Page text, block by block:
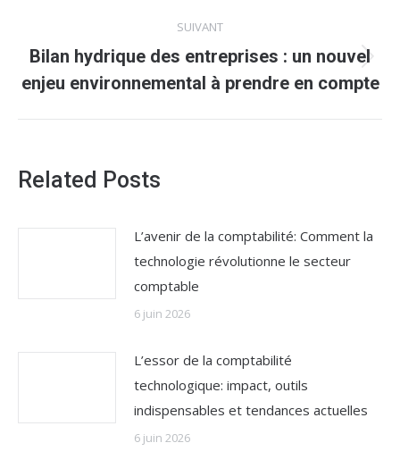
SUIVANT
Article
suivant
:
Bilan hydrique des entreprises : un nouvel
enjeu environnemental à prendre en compte
Related Posts
L’avenir de la comptabilité: Comment la
technologie révolutionne le secteur
comptable
6 juin 2026
L’essor de la comptabilité
technologique: impact, outils
indispensables et tendances actuelles
6 juin 2026